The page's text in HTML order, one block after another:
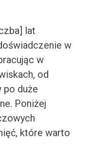
lat
w
w
od
po duże
Poniżej
które warto